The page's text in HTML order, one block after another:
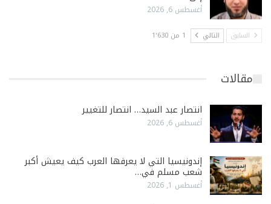
أغسطس 6, 2026
السابق التالي 1 من 1٬630
مقالات
انتصار عبد السيد… انتصار للتغيير
أغسطس 6, 2026
إندونيسيا التي لا يعرفها العرب كيف يعيش أكبر
شعب مسلم في…
أغسطس 1, 2026